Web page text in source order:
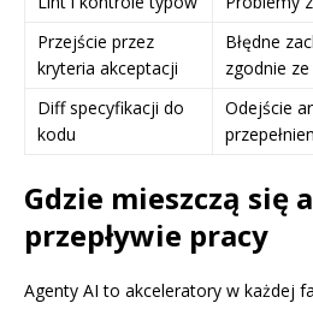
Przejście przez
kryteria akceptacji
Błędne
zgodnie
Diff specyfikacji do
kodu
Odejście
Gdzie mieszczą się
przepływie pracy
Agenty AI to akceleratory w każdej